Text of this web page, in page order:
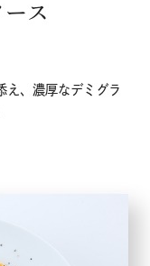
ス
え、濃厚なデミグラ